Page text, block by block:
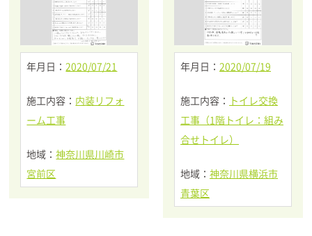
年月日：2020/07/21
施工内容： 内装リフォ
ーム工事
地域：神奈川県川崎市
宮前区
年月日： 2020/07/19
施工内容： トイレ交換
工事（1階トイレ：組み
合せトイレ）
地域： 神奈川県横浜市
青葉区